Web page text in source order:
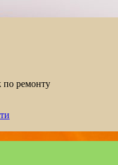
ремонту